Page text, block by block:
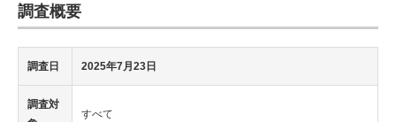
調査概要
調査日 2025年7月23日
調査対
すべて